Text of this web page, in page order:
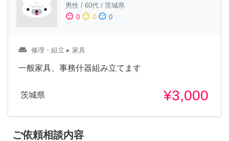
男性 / 60代 / 茨城県
sentiment_satisfied 0 sentiment_neutral 0 sentiment_dissatisfied 0
weekend 修理・組立 ▸ 家具
一般家具、事務什器組み立てます
茨城県 ¥3,000
ご依頼相談内容